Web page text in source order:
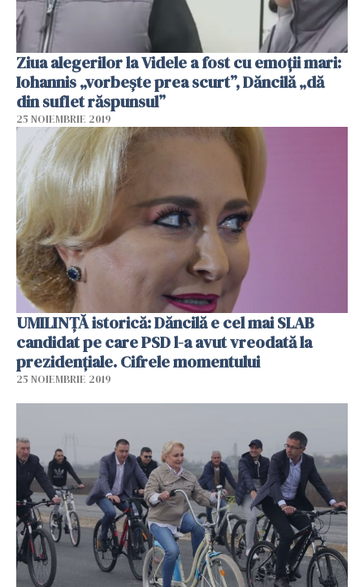
Ziua alegerilor la Videle a fost cu emoţii mari:
Iohannis „vorbește prea scurt”, Dăncilă „dă
din suflet răspunsul”
25 NOIEMBRIE 2019
UMILINȚĂ istorică: Dăncilă e cel mai SLAB
candidat pe care PSD l-a avut vreodată la
prezidențiale. Cifrele momentului
25 NOIEMBRIE 2019